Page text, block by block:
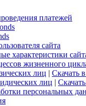
платежей
сайта
характеристики
жизненного
лиц | Скачать
лиц |
персональных